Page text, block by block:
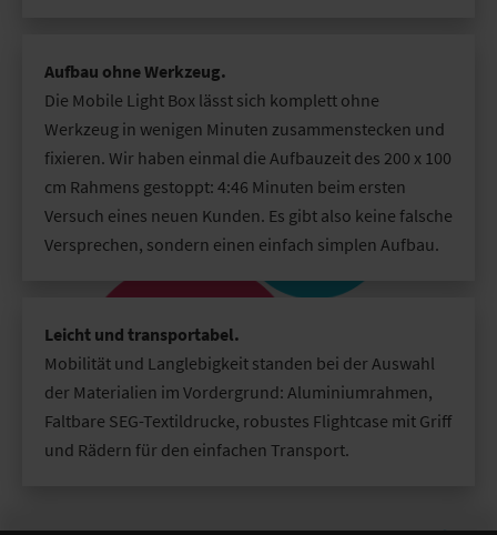
Aufbau ohne Werkzeug.
Die Mobile Light Box lässt sich komplett ohne
Werkzeug in wenigen Minuten zusammenstecken und
fixieren. Wir haben einmal die Aufbauzeit des 200 x 100
cm Rahmens gestoppt: 4:46 Minuten beim ersten
Versuch eines neuen Kunden. Es gibt also keine falsche
Versprechen, sondern einen einfach simplen Aufbau.
Leicht und transportabel.
Mobilität und Langlebigkeit standen bei der Auswahl
der Materialien im Vordergrund: Aluminiumrahmen,
Faltbare SEG-Textildrucke, robustes Flightcase mit Griff
und Rädern für den einfachen Transport.